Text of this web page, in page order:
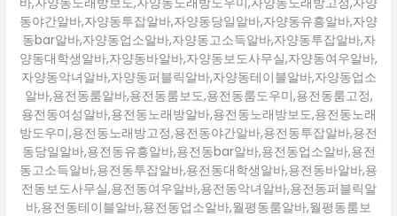
바,자양동노래방보도,자양동노래방도우미,자양동노래방고정,자양
동야간알바,자양동투잡알바,자양동당일알바,자양동유흥알바,자양
동bar알바,자양동업소알바,자양동고소득알바,자양동투잡알바,자
양동대학생알바,자양동바알바,자양동보도사무실,자양동여우알바,
자양동악녀알바,자양동퍼블릭알바,자양동테이블알바,자양동업소
알바,용전동룸알바,용전동룸보도,용전동룸도우미,용전동룸고정,
용전동여성알바,용전동노래방알바,용전동노래방보도,용전동노래
방도우미,용전동노래방고정,용전동야간알바,용전동투잡알바,용전
동당일알바,용전동유흥알바,용전동bar알바,용전동업소알바,용전
동고소득알바,용전동투잡알바,용전동대학생알바,용전동바알바,용
전동보도사무실,용전동여우알바,용전동악녀알바,용전동퍼블릭알
바,용전동테이블알바,용전동업소알바,월평동룸알바,월평동룸보